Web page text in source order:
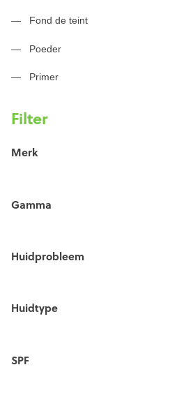
Fond de teint
Poeder
Primer
Filter
Merk
Gamma
Huidprobleem
Huidtype
SPF